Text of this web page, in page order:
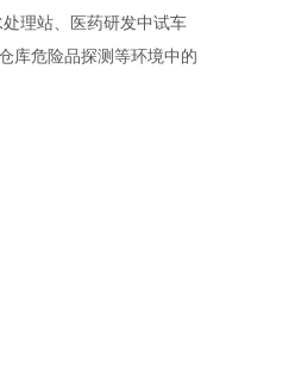
理站、医药研发中试车
库危险品探测等环境中的